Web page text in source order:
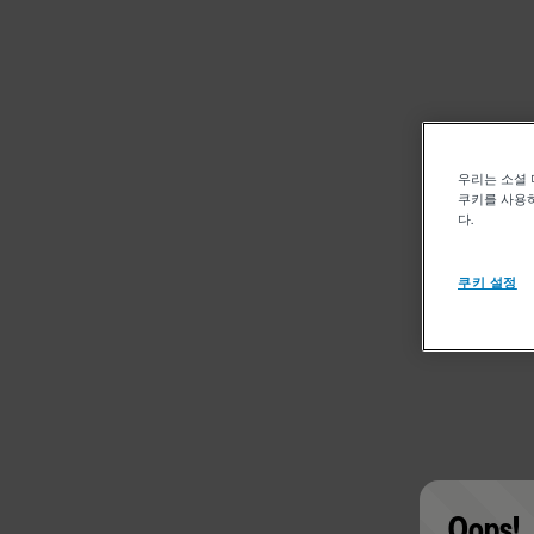
우리는 소셜
쿠키를 사용
다.
쿠키 설정